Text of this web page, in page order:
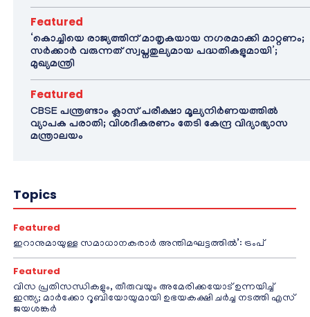
Featured
‘കൊച്ചിയെ രാജ്യത്തിന് മാതൃകയായ നഗരമാക്കി മാറ്റണം;
സർക്കാർ വരുന്നത് സ്വപ്നതുല്യമായ പദ്ധതികളുമായി’;
മുഖ്യമന്ത്രി
Featured
CBSE പന്ത്രണ്ടാം ക്ലാസ് പരീക്ഷാ മൂല്യനിർണയത്തിൽ
വ്യാപക പരാതി; വിശദീകരണം തേടി കേന്ദ്ര വിദ്യാഭ്യാസ
മന്ത്രാലയം
Topics
Featured
ഇറാനുമായുള്ള സമാധാനകരാർ അന്തിമഘട്ടത്തിൽ‌’: ട്രംപ്
Featured
വിസ പ്രതിസന്ധികളും, തീരുവയും അമേരിക്കയോട് ഉന്നയിച്ച്
ഇന്ത്യ; മാർക്കോ റൂബിയോയുമായി ഉഭയകക്ഷി ചർച്ച നടത്തി എസ്
ജയശങ്കർ